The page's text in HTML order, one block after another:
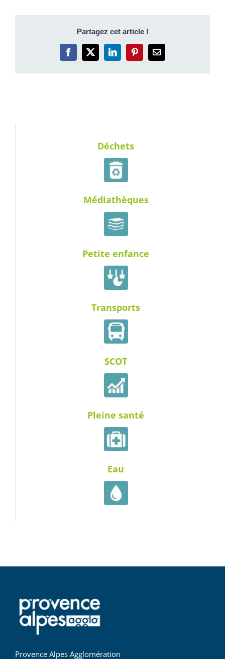
Partagez cet article !
Facebook
X LinkedInPinterestEmail
Déchets
Médiathèques
Petite enfance
Transports
SCOT
Pleine santé
Eau
Provence Alpes Agglomération